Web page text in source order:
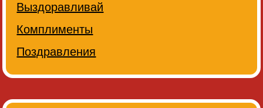
Выздоравливай
Комплименты
Поздравления